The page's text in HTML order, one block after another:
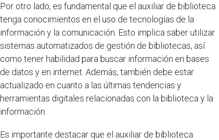
Por otro lado, es fundamental que el auxiliar de biblioteca
tenga conocimientos en el uso de tecnologías de la
información y la comunicación. Esto implica saber utilizar
sistemas automatizados de gestión de bibliotecas, así
como tener habilidad para buscar información en bases
de datos y en internet. Además, también debe estar
actualizado en cuanto a las últimas tendencias y
herramientas digitales relacionadas con la biblioteca y la
información.
Es importante destacar que el auxiliar de biblioteca